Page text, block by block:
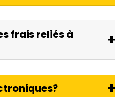
frais reliés à